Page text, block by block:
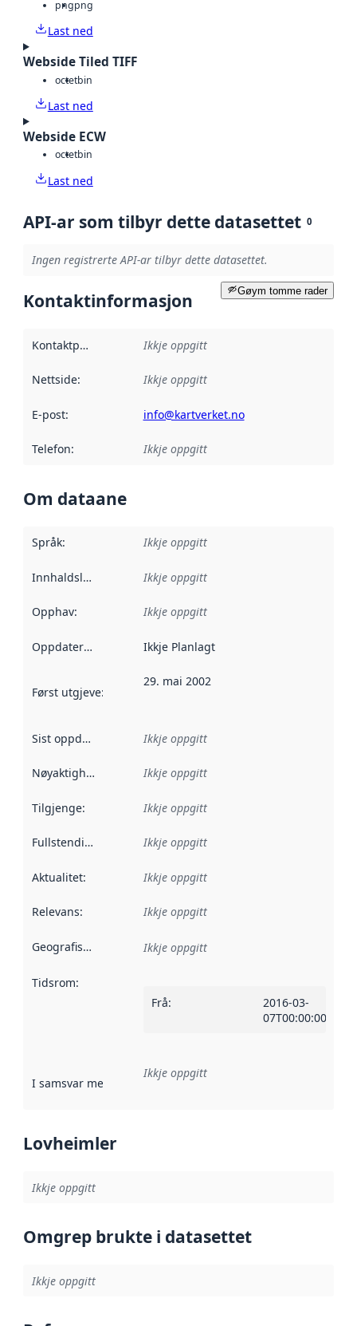
pngpng
Last ned
Webside Tiled TIFF
octetbin
Last ned
Webside ECW
octetbin
Last ned
API-ar som tilbyr dette datasettet 0
Ingen registrerte API-ar tilbyr dette datasettet.
Gøym tomme rader
Kontaktinformasjon
Kontaktpunkt Ikkje oppgitt
Nettside: Ikkje oppgitt
E-post: info@kartverket.no
Telefon: Ikkje oppgitt
Om dataane
Språk: Ikkje oppgitt
Innhaldsleverandørar :
Ikkje oppgitt
Opphav: Ikkje oppgitt
Oppdateringsfrekvens :
Ikkje Planlagt
Først utgjeve:
29. mai 2002
Sist oppdatert Ikkje oppgitt
Nøyaktigheit Ikkje oppgitt
Tilgjenge: Ikkje oppgitt
Fullstendigheit Ikkje oppgitt
Aktualitet: Ikkje oppgitt
Relevans: Ikkje oppgitt
Geografisk område Ikkje oppgitt
Tidsrom:
Frå:
2016-03-
07T00:00:00Z
I samsvar med Referanse til ei implementeringsregel eller
Ikkje oppgitt
Lovheimler
Ikkje oppgitt
Omgrep brukte i datasettet
Ikkje oppgitt